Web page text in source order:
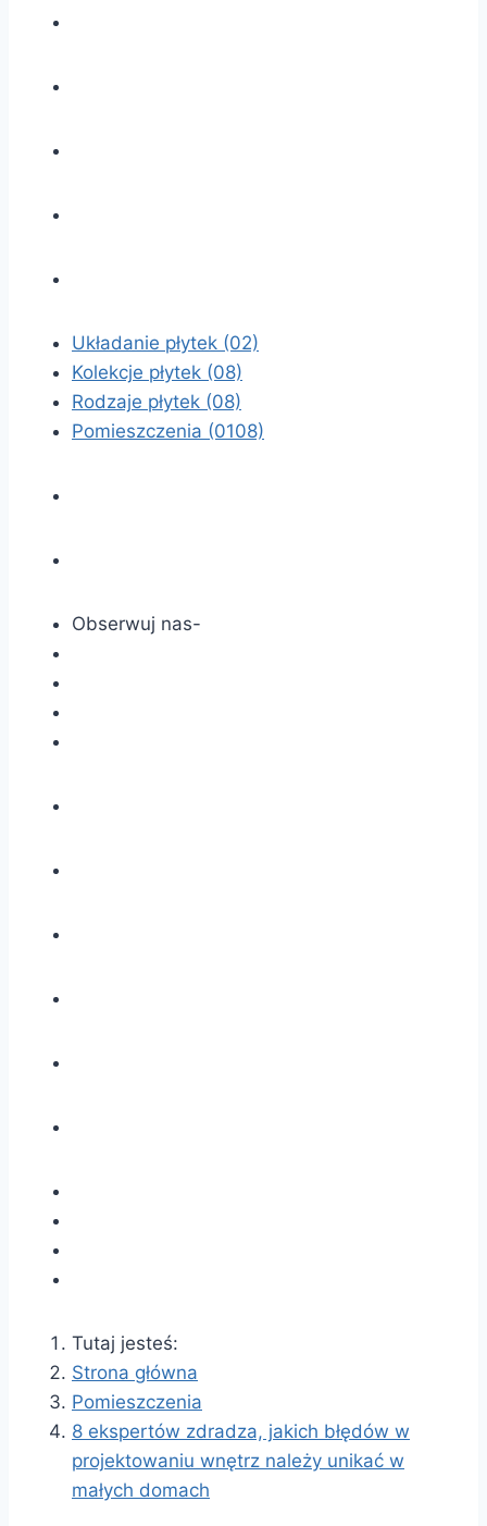
Układanie płytek (02)
Kolekcje płytek (08)
Rodzaje płytek (08)
Pomieszczenia (0108)
Obserwuj nas-
Tutaj jesteś:
Strona główna
Pomieszczenia
8 ekspertów zdradza, jakich błędów w
projektowaniu wnętrz należy unikać w
małych domach